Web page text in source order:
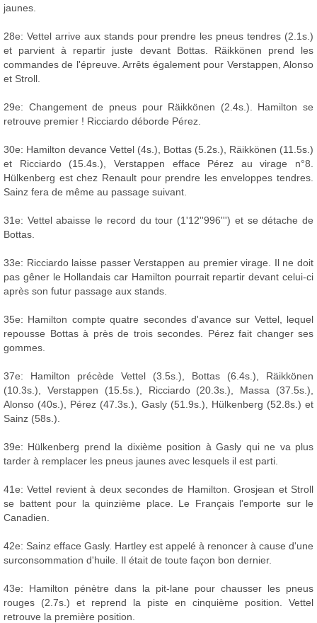
jaunes.
28e: Vettel arrive aux stands pour prendre les pneus tendres (2.1s.)
et parvient à repartir juste devant Bottas. Räikkönen prend les
commandes de l'épreuve. Arrêts également pour Verstappen, Alonso
et Stroll.
29e: Changement de pneus pour Räikkönen (2.4s.). Hamilton se
retrouve premier ! Ricciardo déborde Pérez.
30e: Hamilton devance Vettel (4s.), Bottas (5.2s.), Räikkönen (11.5s.)
et Ricciardo (15.4s.), Verstappen efface Pérez au virage n°8.
Hülkenberg est chez Renault pour prendre les enveloppes tendres.
Sainz fera de même au passage suivant.
31e: Vettel abaisse le record du tour (1'12''996''') et se détache de
Bottas.
33e: Ricciardo laisse passer Verstappen au premier virage. Il ne doit
pas gêner le Hollandais car Hamilton pourrait repartir devant celui-ci
après son futur passage aux stands.
35e: Hamilton compte quatre secondes d'avance sur Vettel, lequel
repousse Bottas à près de trois secondes. Pérez fait changer ses
gommes.
37e: Hamilton précède Vettel (3.5s.), Bottas (6.4s.), Räikkönen
(10.3s.), Verstappen (15.5s.), Ricciardo (20.3s.), Massa (37.5s.),
Alonso (40s.), Pérez (47.3s.), Gasly (51.9s.), Hülkenberg (52.8s.) et
Sainz (58s.).
39e: Hülkenberg prend la dixième position à Gasly qui ne va plus
tarder à remplacer les pneus jaunes avec lesquels il est parti.
41e: Vettel revient à deux secondes de Hamilton. Grosjean et Stroll
se battent pour la quinzième place. Le Français l'emporte sur le
Canadien.
42e: Sainz efface Gasly. Hartley est appelé à renoncer à cause d'une
surconsommation d'huile. Il était de toute façon bon dernier.
43e: Hamilton pénètre dans la pit-lane pour chausser les pneus
rouges (2.7s.) et reprend la piste en cinquième position. Vettel
retrouve la première position.